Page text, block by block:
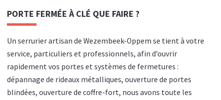
PORTE FERMÉE À CLÉ QUE FAIRE ?
Un serrurier artisan de Wezembeek-Oppem se tient à votre
service, particuliers et professionnels, afin d’ouvrir
rapidement vos portes et systèmes de fermetures :
dépannage de rideaux métalliques, ouverture de portes
blindées, ouverture de coffre-fort, nous avons toute les